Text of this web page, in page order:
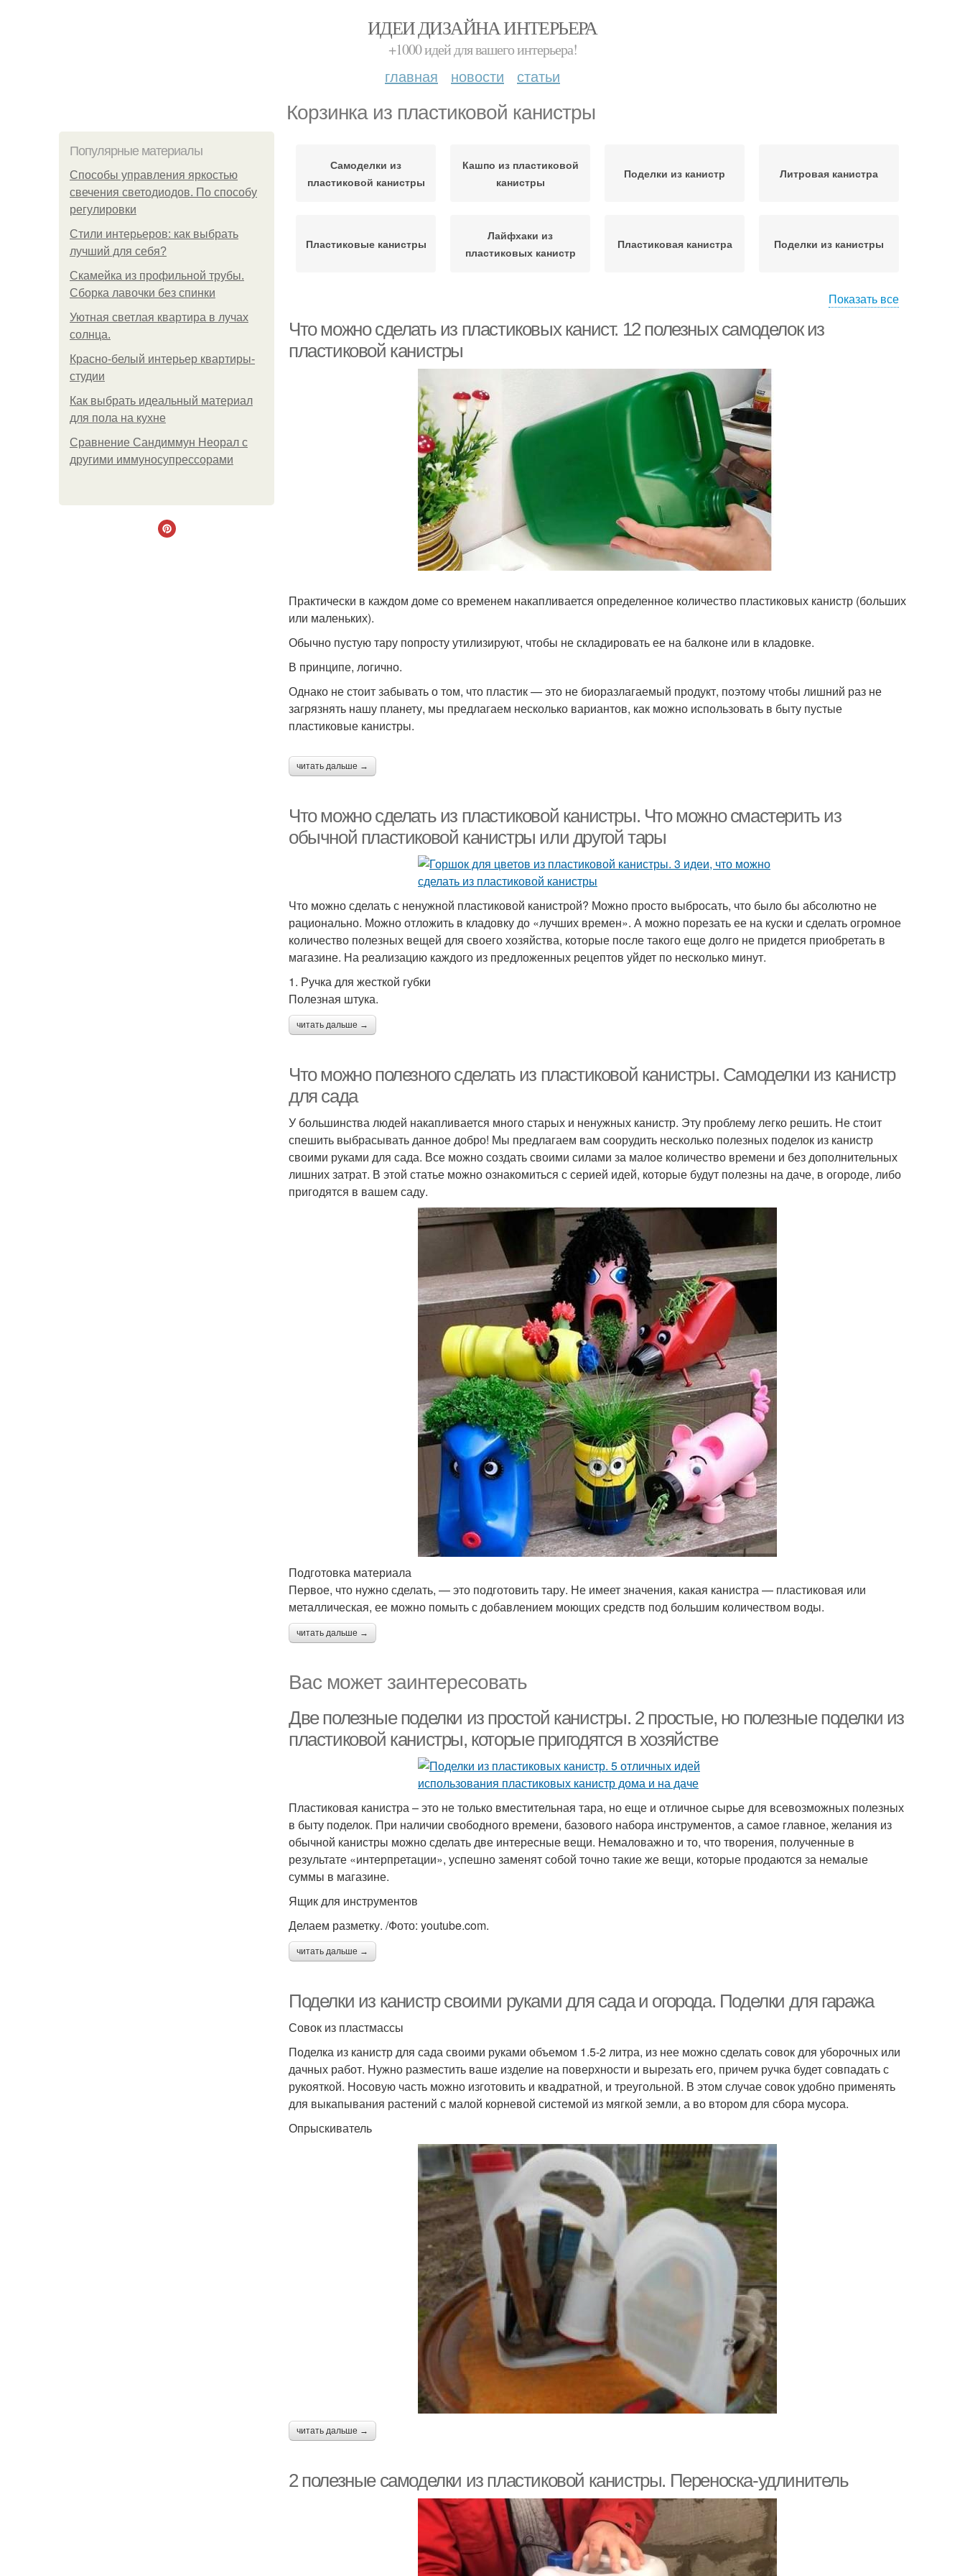
ИДЕИ ДИЗАЙНА ИНТЕРЬЕРА
+1000 идей для вашего интерьера!
главная новости статьи
Корзинка из пластиковой канистры
Популярные материалы
Способы управления яркостью
свечения светодиодов. По способу
регулировки
Стили интерьеров: как выбрать
лучший для себя?
Скамейка из профильной трубы.
Сборка лавочки без спинки
Уютная светлая квартира в лучах
солнца.
Красно-белый интерьер квартиры-
студии
Как выбрать идеальный материал
для пола на кухне
Сравнение Сандиммун Неорал с
другими иммуносупрессорами
Самоделки из
пластиковой канистры
Кашпо из пластиковой
канистры
Поделки из канистр Литровая канистра
Пластиковые канистры
Лайфхаки из
пластиковых канистр
Пластиковая канистра Поделки из канистры
пластиковых канистр
Показать все
Что можно сделать из пластиковых канист. 12 полезных самоделок из
пластиковой канистры
Практически в каждом доме со временем накапливается определенное количество пластиковых канистр (больших
или маленьких).
Обычно пустую тару попросту утилизируют, чтобы не складировать ее на балконе или в кладовке.
В принципе, логично.
Однако не стоит забывать о том, что пластик — это не биоразлагаемый продукт, поэтому чтобы лишний раз не
загрязнять нашу планету, мы предлагаем несколько вариантов, как можно использовать в быту пустые
пластиковые канистры.
читать дальше →
Что можно сделать из пластиковой канистры. Что можно смастерить из
обычной пластиковой канистры или другой тары
Что можно сделать с ненужной пластиковой канистрой? Можно просто выбросать, что было бы абсолютно не
рационально. Можно отложить в кладовку до «лучших времен». А можно порезать ее на куски и сделать огромное
количество полезных вещей для своего хозяйства, которые после такого еще долго не придется приобретать в
магазине. На реализацию каждого из предложенных рецептов уйдет по несколько минут.
1. Ручка для жесткой губки
Полезная штука.
читать дальше →
Что можно полезного сделать из пластиковой канистры. Самоделки из канистр
для сада
У большинства людей накапливается много старых и ненужных канистр. Эту проблему легко решить. Не стоит
спешить выбрасывать данное добро! Мы предлагаем вам соорудить несколько полезных поделок из канистр
своими руками для сада. Все можно создать своими силами за малое количество времени и без дополнительных
лишних затрат. В этой статье можно ознакомиться с серией идей, которые будут полезны на даче, в огороде, либо
пригодятся в вашем саду.
Подготовка материала
Первое, что нужно сделать, — это подготовить тару. Не имеет значения, какая канистра — пластиковая или
металлическая, ее можно помыть с добавлением моющих средств под большим количеством воды.
читать дальше →
Вас может заинтересовать
Две полезные поделки из простой канистры. 2 простые, но полезные поделки из
пластиковой канистры, которые пригодятся в хозяйстве
Пластиковая канистра – это не только вместительная тара, но еще и отличное сырье для всевозможных полезных
в быту поделок. При наличии свободного времени, базового набора инструментов, а самое главное, желания из
обычной канистры можно сделать две интересные вещи. Немаловажно и то, что творения, полученные в
результате «интерпретации», успешно заменят собой точно такие же вещи, которые продаются за немалые
суммы в магазине.
Ящик для инструментов
Делаем разметку. /Фото: youtube.com.
читать дальше →
Поделки из канистр своими руками для сада и огорода. Поделки для гаража
Совок из пластмассы
Поделка из канистр для сада своими руками объемом 1.5-2 литра, из нее можно сделать совок для уборочных или
дачных работ. Нужно разместить ваше изделие на поверхности и вырезать его, причем ручка будет совпадать с
рукояткой. Носовую часть можно изготовить и квадратной, и треугольной. В этом случае совок удобно применять
для выкапывания растений с малой корневой системой из мягкой земли, а во втором для сбора мусора.
Опрыскиватель
читать дальше →
2 полезные самоделки из пластиковой канистры. Переноска-удлинитель